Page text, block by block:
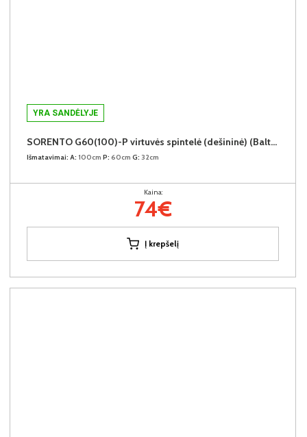
YRA SANDĖLYJE
SORENTO G60(100)-P virtuvės spintelė (dešininė) (Baltic Storm/Baltic Storm)
Išmatavimai: A: 100cm P: 60cm G: 32cm
Kaina:
74€
Į krepšelį